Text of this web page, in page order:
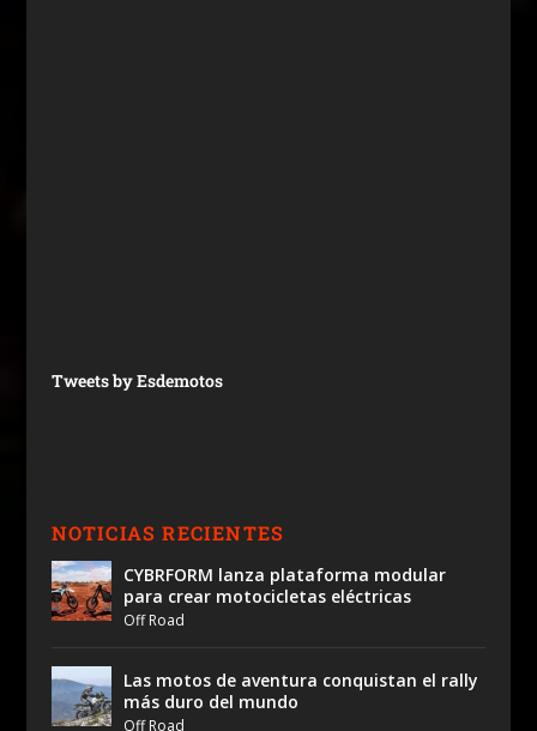
Tweets by Esdemotos
NOTICIAS RECIENTES
CYBRFORM lanza plataforma modular
para crear motocicletas eléctricas
Off Road
Las motos de aventura conquistan el rally
más duro del mundo
Off Road